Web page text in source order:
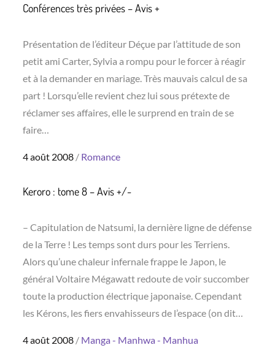
Conférences très privées – Avis +
Présentation de l’éditeur Déçue par l’attitude de son
petit ami Carter, Sylvia a rompu pour le forcer à réagir
et à la demander en mariage. Très mauvais calcul de sa
part ! Lorsqu’elle revient chez lui sous prétexte de
réclamer ses affaires, elle le surprend en train de se
faire…
Posted
4 août 2008 Romance
Keroro : tome 8 – Avis +/-
– Capitulation de Natsumi, la dernière ligne de défense
de la Terre ! Les temps sont durs pour les Terriens.
Alors qu’une chaleur infernale frappe le Japon, le
général Voltaire Mégawatt redoute de voir succomber
toute la production électrique japonaise. Cependant
les Kérons, les fiers envahisseurs de l’espace (on dit…
Posted
4 août 2008 Manga - Manhwa - Manhua